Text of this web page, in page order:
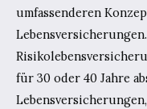
umfassenderen
für 30 oder 40 Jahre